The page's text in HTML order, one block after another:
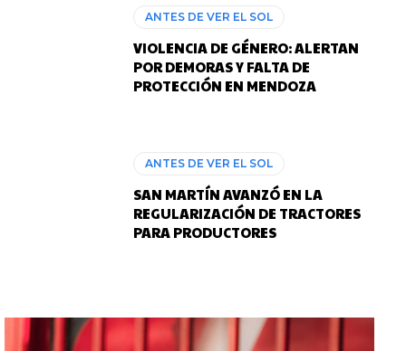
ANTES DE VER EL SOL
VIOLENCIA DE GÉNERO: ALERTAN
POR DEMORAS Y FALTA DE
PROTECCIÓN EN MENDOZA
ANTES DE VER EL SOL
SAN MARTÍN AVANZÓ EN LA
REGULARIZACIÓN DE TRACTORES
PARA PRODUCTORES